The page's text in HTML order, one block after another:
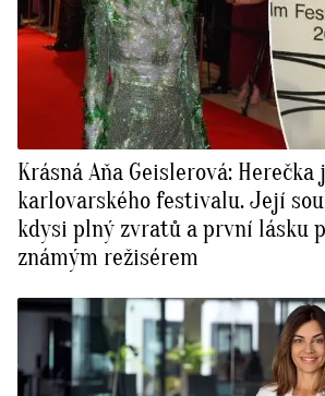
Krásná Aňa Geislerová: Herečka
karlovarského festivalu. Její
kdysi plný zvratů a první lásku
známým režisérem